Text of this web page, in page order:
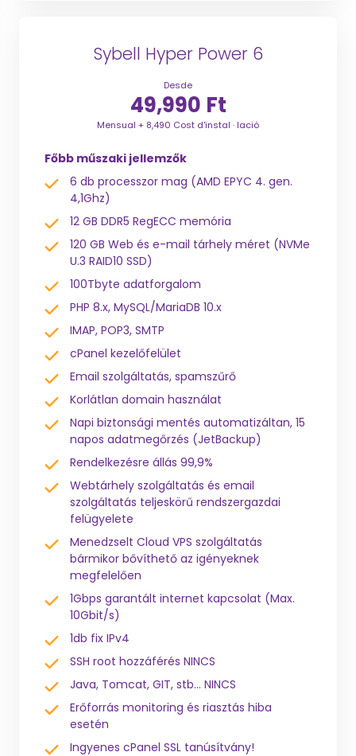
Sybell Hyper Power 6
Desde
49,990 Ft
Mensual + 8,490 Cost d'instal · lació
Főbb műszaki jellemzők
6 db processzor mag (AMD EPYC 4. gen.
4,1Ghz)
12 GB DDR5 RegECC memória
120 GB Web és e-mail tárhely méret (NVMe
U.3 RAID10 SSD)
100Tbyte adatforgalom
PHP 8.x, MySQL/MariaDB 10.x
IMAP, POP3, SMTP
cPanel kezelőfelület
Email szolgáltatás, spamszűrő
Korlátlan domain használat
Napi biztonsági mentés automatizáltan, 15
napos adatmegőrzés (JetBackup)
Rendelkezésre állás 99,9%
Webtárhely szolgáltatás és email
szolgáltatás teljeskörű rendszergazdai
felügyelete
Menedzselt Cloud VPS szolgáltatás
bármikor bővíthető az igényeknek
megfelelően
1Gbps garantált internet kapcsolat (Max.
10Gbit/s)
1db fix IPv4
SSH root hozzáférés NINCS
Java, Tomcat, GIT, stb... NINCS
Erőforrás monitoring és riasztás hiba
esetén
Ingyenes cPanel SSL tanúsítvány!